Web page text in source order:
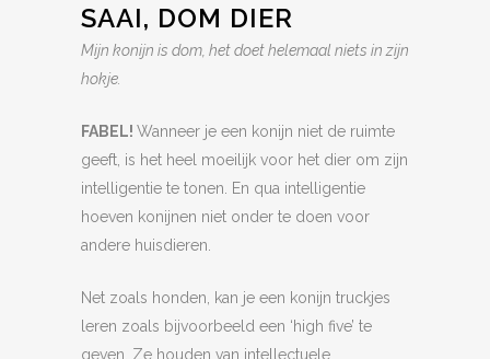
SAAI, DOM DIER
Mijn konijn is dom, het doet helemaal niets in zijn
hokje.
FABEL! Wanneer je een konijn niet de ruimte
geeft, is het heel moeilijk voor het dier om zijn
intelligentie te tonen. En qua intelligentie
hoeven konijnen niet onder te doen voor
andere huisdieren.
Net zoals honden, kan je een konijn truckjes
leren zoals bijvoorbeeld een ‘high five’ te
geven. Ze houden van intellectuele